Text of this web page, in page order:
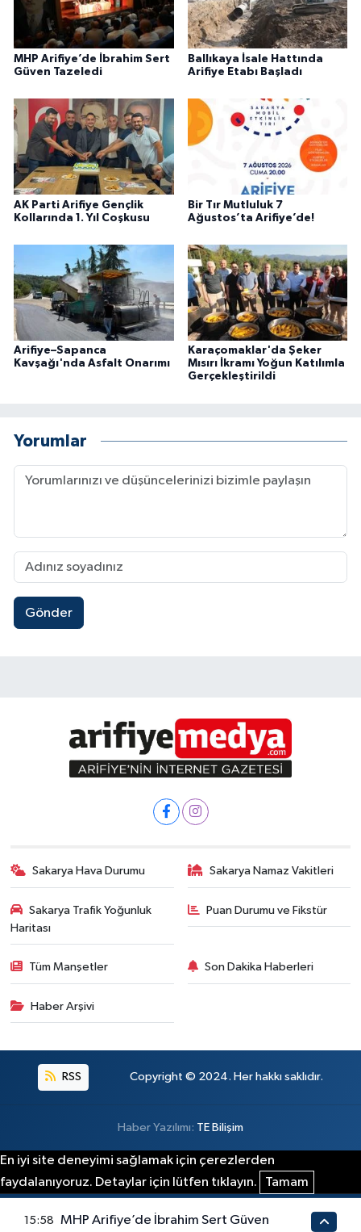
MHP Arifiye’de İbrahim Sert
Güven Tazeledi
Ballıkaya İsale Hattında
Arifiye Etabı Başladı
AK Parti Arifiye Gençlik
Kollarında 1. Yıl Coşkusu
Bir Tır Mutluluk 7
Ağustos’ta Arifiye’de!
Arifiye–Sapanca
Kavşağı'nda Asfalt Onarımı
Karaçomaklar'da Şeker
Mısırı İkramı Yoğun Katılımla
Gerçekleştirildi
Yorumlar
Gönder
Sakarya Hava Durumu Sakarya Namaz Vakitleri
Sakarya Trafik Yoğunluk
Haritası
Puan Durumu ve Fikstür
Tüm Manşetler Son Dakika Haberleri
Haber Arşivi
RSS Copyright © 2024. Her hakkı saklıdır.
Haber Yazılımı: TE Bilişim
En iyi site deneyimi sağlamak için çerezlerden
faydalanıyoruz. Detaylar için lütfen tıklayın.
Tamam
15:58
MHP Arifiye’de İbrahim Sert Güven